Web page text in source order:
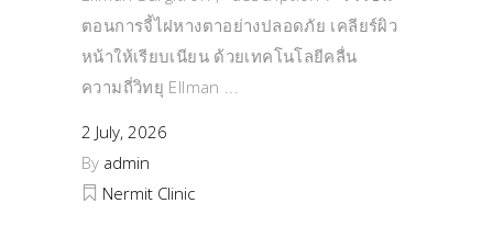
ตอนการจี้ไฝหางตาอย่างปลอดภัย เคลียร์ผิว
หน้าให้เรียบเนียน ด้วยเทคโนโลยีคลื่น
ความถี่วิทยุ Ellman
2 July, 2026
By admin
Nermit Clinic